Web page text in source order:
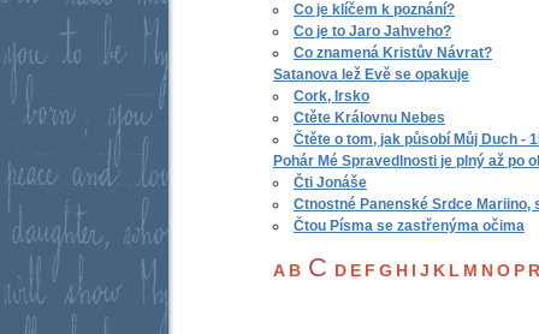
Co je klíčem k poznání?
Co je to Jaro Jahveho?
Co znamená Kristův Návrat?
Satanova lež Evě se opakuje
Cork, Irsko
Ctěte Královnu Nebes
Čtěte o tom, jak působí Můj Duch -
Pohár Mé Spravedlnosti je plný až po
Čti Jonáše
Ctnostné Panenské Srdce Mariino,
Čtou Písma se zastřenýma očima
A B C D E F G H I J K L M NO P R